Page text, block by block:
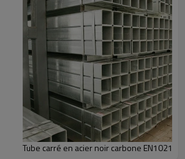
Tube carré en acier noir carbone EN10219